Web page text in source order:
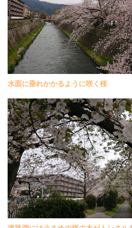
水面に垂れかかるように咲く桜